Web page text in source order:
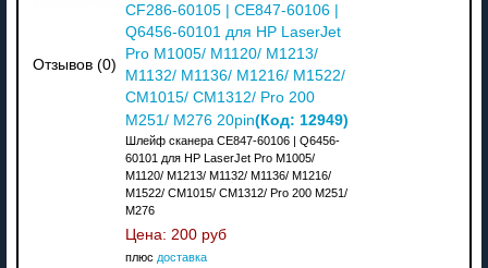
Отзывов (0)
CF286-60105 | CE847-60106 |
Q6456-60101 для HP LaserJet
Pro M1005/ M1120/ M1213/
M1132/ M1136/ M1216/ M1522/
CM1015/ CM1312/ Pro 200
M251/ M276 20pin(Код: 12949)
Шлейф сканера CE847-60106 | Q6456-
60101 для HP LaserJet Pro M1005/
M1120/ M1213/ M1132/ M1136/ M1216/
M1522/ CM1015/ CM1312/ Pro 200 M251/
M276
Цена: 200 руб
плюс доставка